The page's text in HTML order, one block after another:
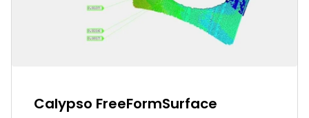
Calypso FreeFormSurface